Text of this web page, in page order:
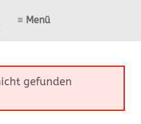
≡ Menü
gefunden